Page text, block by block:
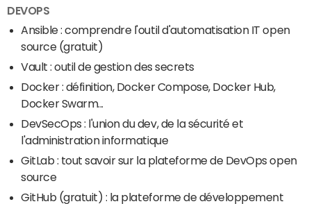
DEVOPS
Ansible : comprendre l'outil d'automatisation IT open
source (gratuit)
Vault : outil de gestion des secrets
Docker : définition, Docker Compose, Docker Hub,
Docker Swarm...
DevSecOps : l'union du dev, de la sécurité et
l'administration informatique
GitLab : tout savoir sur la plateforme de DevOps open
source
GitHub (gratuit) : la plateforme de développement